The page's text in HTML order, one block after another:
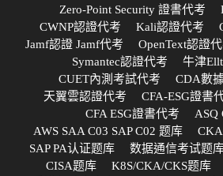
Zero-Point Security 證書代考
CWNP認證代考
Kali認證代考
Jamf認證 Jamf代考
OpenText認證
Symantec認證代考
牛津
CUET內測考試代考
CDA數
天翼雲認證代考
CFA-ESG證書
CFA ESG證書代考
ASQ
AWS SAA C03 SAP C02 题库
SAP PA认证题库
数据通信考试题
CISA题库
K8S/CKA/CKS题库